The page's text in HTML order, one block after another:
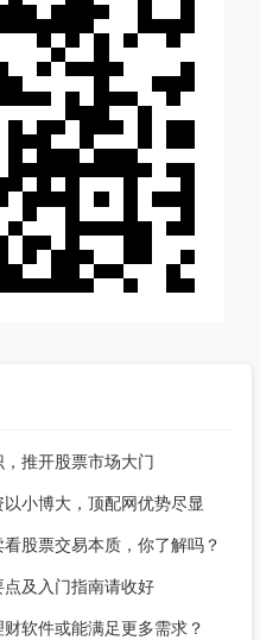
推开股票市场大门
小博大，顶配网优势尽显
股票交易本质，你了解吗？
及入门指南请收好
软件或能满足更多需求？